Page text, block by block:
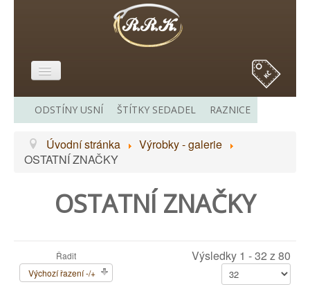
VÝROBKY - GALERIE
ODKAZY
ODSTÍNY USNÍ ŠTÍTKY SEDADEL RAZNICE
Úvodní stránka
Výrobky - galerie
OSTATNÍ ZNAČKY
OSTATNÍ ZNAČKY
Řadit
Výchozí řazení -/+
Výsledky 1 - 32 z 80